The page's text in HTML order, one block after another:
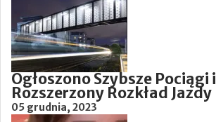
Ogłoszono Szybsze Pociągi i
Rozszerzony Rozkład Jazdy
05 grudnia, 2023